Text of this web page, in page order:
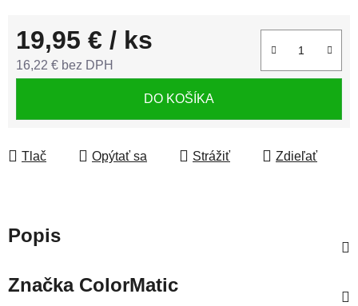
19,95 € / ks
16,22 € bez DPH
DO KOŠÍKA
Tlač Opýtať sa Strážiť Zdieľať
Popis
ZnačkaColorMatic